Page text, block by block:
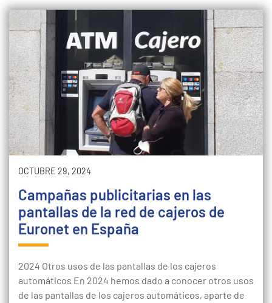
OCTUBRE 29, 2024
Campañas publicitarias en las
pantallas de la red de cajeros de
Euronet en España
2024 Otros usos de las pantallas de los cajeros
automáticos En 2024 hemos dado a conocer otros usos
de las pantallas de los cajeros automáticos, aparte de